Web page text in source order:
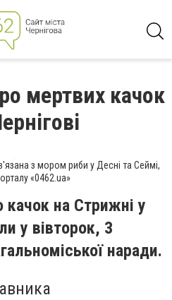
мертвих качок
з мором риби у Десні та Сеймі,
«0462.ua»
качок на Стрижні у
у вівторок, 3
наради.